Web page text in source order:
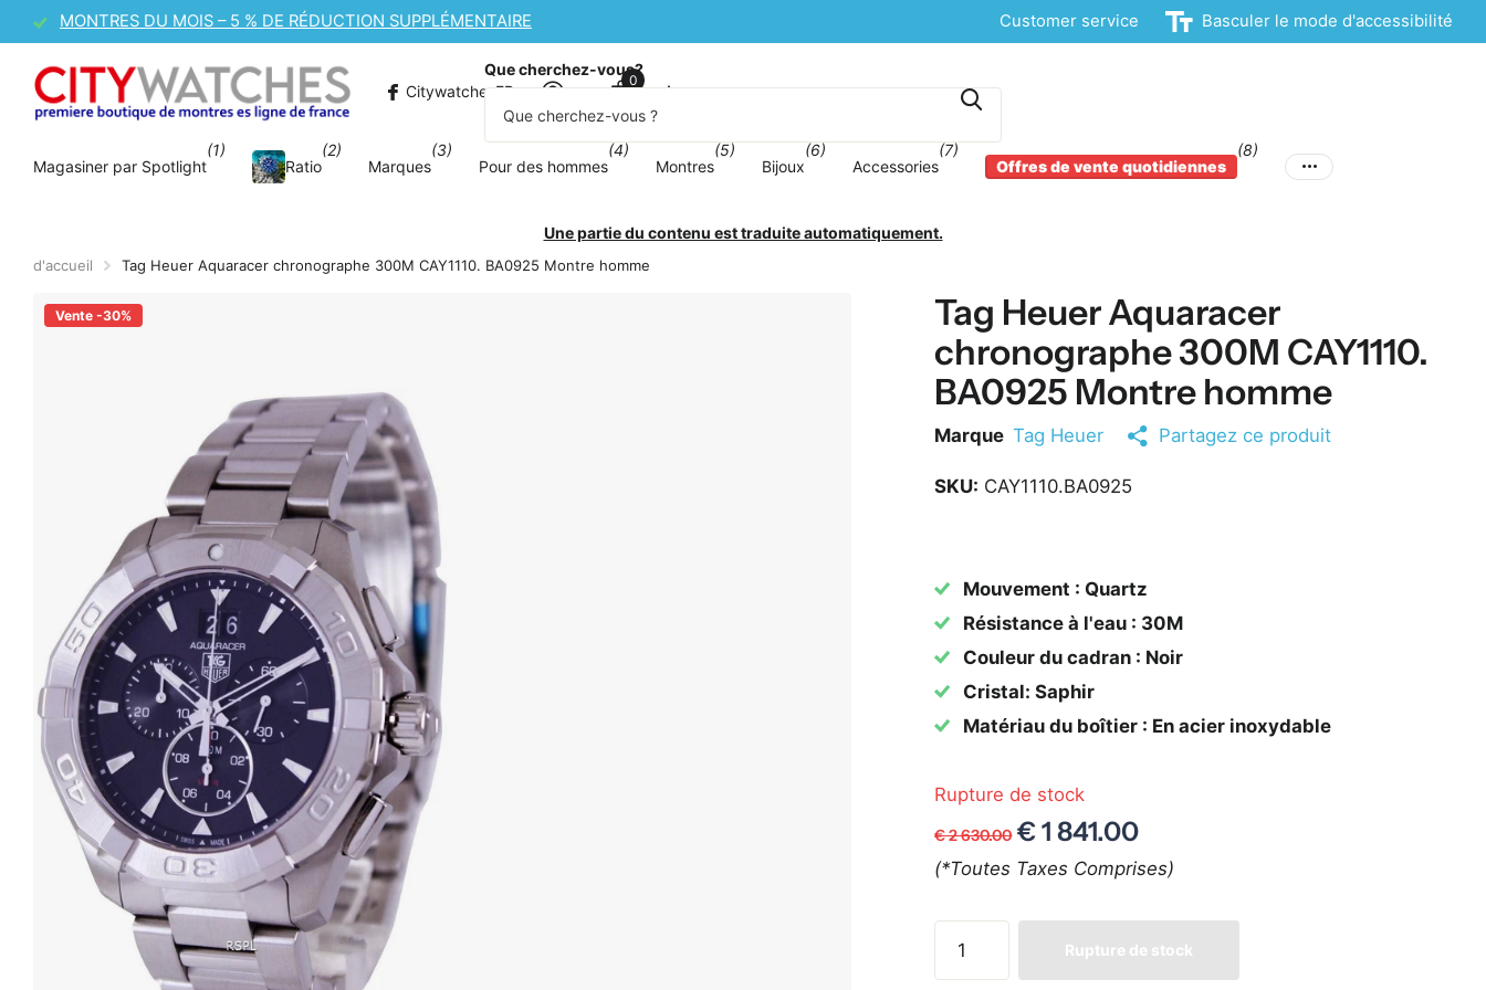
VENTE DE MONTRES CASIO – 10 % DE RÉDUCTION SUPPLÉMENTAIRE Customer service Basculer le mode d'accessibilité
Que cherchez-vous?
CitywatchesFR
Panier
0
Magasiner par Spotlight
(1)
Ratio
(2)
Marques
(3)
Pour des hommes
(4)
Montres
(5)
Bijoux
(6)
Accessories
(7)
Offres de vente quotidiennes
(8)
Une partie du contenu est traduite automatiquement.
d'accueil Tag Heuer Aquaracer chronographe 300M CAY1110. BA0925 Montre homme
Vente -30%
Tag Heuer Aquaracer
chronographe 300M CAY1110.
BA0925 Montre homme
Marque Tag Heuer Partagez ce produit
SKU: CAY1110.BA0925
Mouvement : Quartz
Résistance à l'eau : 30M
Couleur du cadran : Noir
Cristal: Saphir
Matériau du boîtier : En acier inoxydable
Rupture de stock
€ 2 630.00€ 1 841.00
(*Toutes Taxes Comprises)
Rupture de stock